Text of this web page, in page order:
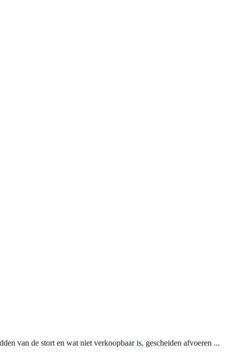
van de stort en wat niet verkoopbaar is, gescheiden afvoeren ...